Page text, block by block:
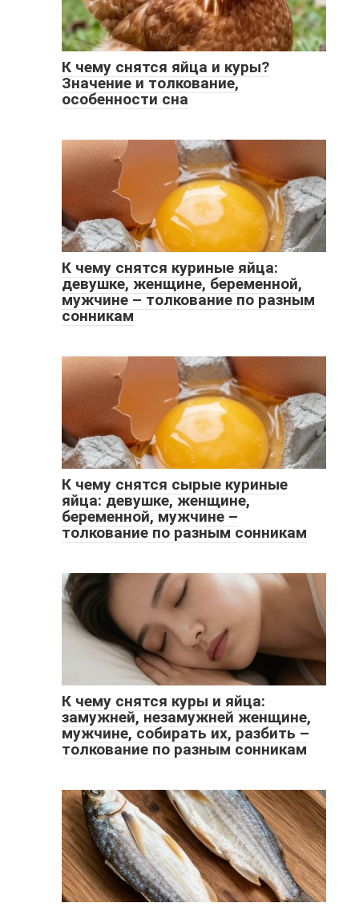
К чему снятся яйца и куры?
Значение и толкование,
особенности сна
К чему снятся куриные яйца:
девушке, женщине, беременной,
мужчине – толкование по разным
сонникам
К чему снятся сырые куриные
яйца: девушке, женщине,
беременной, мужчине –
толкование по разным сонникам
К чему снятся куры и яйца:
замужней, незамужней женщине,
мужчине, собирать их, разбить –
толкование по разным сонникам